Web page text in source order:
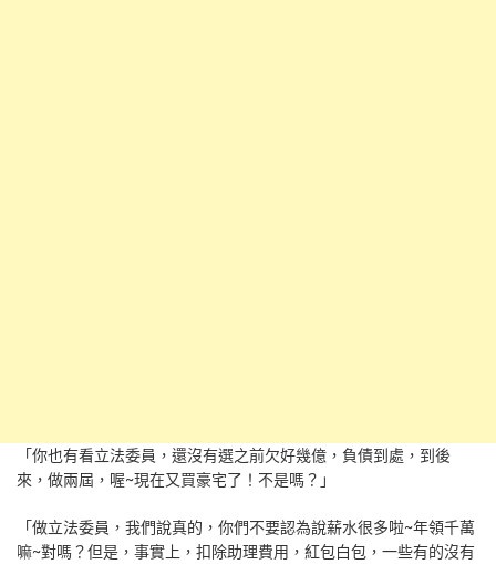
「你也有看立法委員，還沒有選之前欠好幾億，負債到處，到後
來，做兩屆，喔~現在又買豪宅了！不是嗎？」
「做立法委員，我們說真的，你們不要認為說薪水很多啦~年領千萬
嘛~對嗎？但是，事實上，扣除助理費用，紅包白包，一些有的沒有